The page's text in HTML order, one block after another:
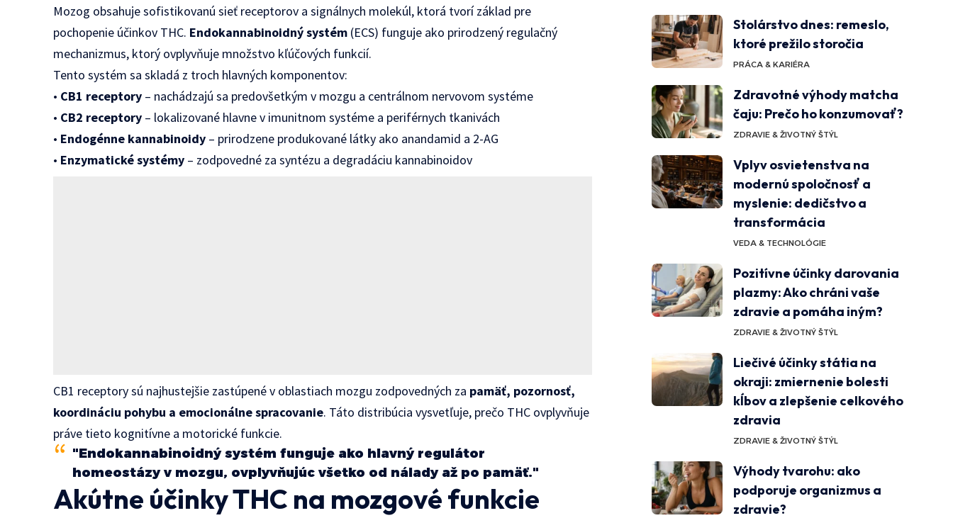
Mozog obsahuje sofistikovanú sieť receptorov a signálnych molekúl, ktorá tvorí základ pre
pochopenie účinkov THC. Endokannabinoidný systém (ECS) funguje ako prirodzený regulačný
mechanizmus, ktorý ovplyvňuje množstvo kľúčových funkcií.
Tento systém sa skladá z troch hlavných komponentov:
• CB1 receptory – nachádzajú sa predovšetkým v mozgu a centrálnom nervovom systéme
• CB2 receptory – lokalizované hlavne v imunitnom systéme a periférnych tkanivách
• Endogénne kannabinoidy – prirodzene produkované látky ako anandamid a 2-AG
• Enzymatické systémy – zodpovedné za syntézu a degradáciu kannabinoidov
CB1 receptory sú najhustejšie zastúpené v oblastiach mozgu zodpovedných za pamäť, pozornosť,
koordináciu pohybu a emocionálne spracovanie. Táto distribúcia vysvetľuje, prečo THC ovplyvňuje
práve tieto kognitívne a motorické funkcie.
"Endokannabinoidný systém funguje ako hlavný regulátor
homeostázy v mozgu, ovplyvňujúc všetko od nálady až po pamäť."
Akútne účinky THC na mozgové funkcie
Stolárstvo dnes: remeslo,
ktoré prežilo storočia
PRÁCA & KARIÉRA
Zdravotné výhody matcha
čaju: Prečo ho konzumovať?
ZDRAVIE & ŽIVOTNÝ ŠTÝL
Vplyv osvietenstva na
modernú spoločnosť a
myslenie: dedičstvo a
transformácia
VEDA & TECHNOLÓGIE
Pozitívne účinky darovania
plazmy: Ako chráni vaše
zdravie a pomáha iným?
ZDRAVIE & ŽIVOTNÝ ŠTÝL
Liečivé účinky státia na
okraji: zmiernenie bolesti
kĺbov a zlepšenie celkového
zdravia
ZDRAVIE & ŽIVOTNÝ ŠTÝL
Výhody tvarohu: ako
podporuje organizmus a
zdravie?